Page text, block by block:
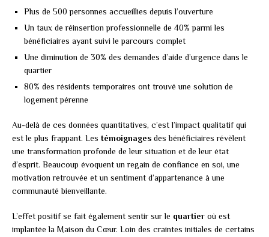
Plus de 500 personnes accueillies depuis l’ouverture
Un taux de réinsertion professionnelle de 40% parmi les
bénéficiaires ayant suivi le parcours complet
Une diminution de 30% des demandes d’aide d’urgence dans le
quartier
80% des résidents temporaires ont trouvé une solution de
logement pérenne
Au-delà de ces données quantitatives, c’est l’impact qualitatif qui
est le plus frappant. Les témoignages des bénéficiaires révèlent
une transformation profonde de leur situation et de leur état
d’esprit. Beaucoup évoquent un regain de confiance en soi, une
motivation retrouvée et un sentiment d’appartenance à une
communauté bienveillante.
L’effet positif se fait également sentir sur le quartier où est
implantée la Maison du Cœur. Loin des craintes initiales de certains